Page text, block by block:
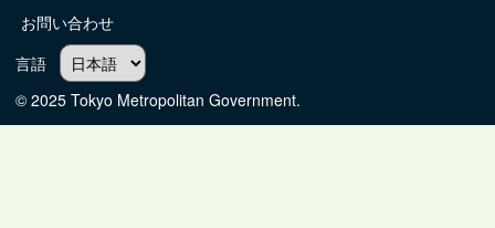
お問い合わせ
言語
© 2025 Tokyo Metropolitan Government.